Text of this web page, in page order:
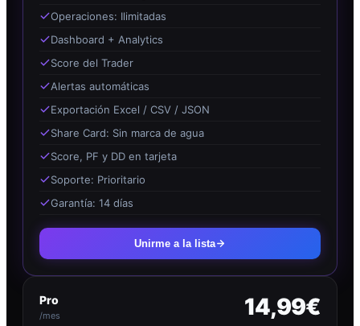
Operaciones: Ilimitadas
Dashboard + Analytics
Score del Trader
Alertas automáticas
Exportación Excel / CSV / JSON
Share Card: Sin marca de agua
Score, PF y DD en tarjeta
Soporte: Prioritario
Garantía: 14 días
Unirme a la lista
Pro
/mes 14,99€